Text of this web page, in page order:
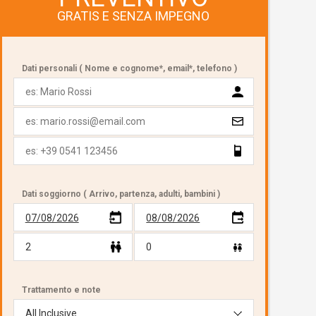
GRATIS E SENZA IMPEGNO
Dati personali ( Nome e cognome*, email*, telefono )
Dati soggiorno ( Arrivo, partenza, adulti, bambini )
07/08/2026 08/08/2026
Trattamento e note